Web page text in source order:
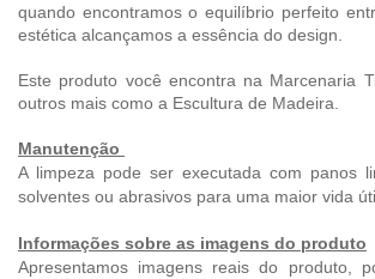
quando encontramos o equilíbrio perfeito
estética alcançamos a essência do design.
Este produto você encontra na Marcenaria
outros mais como a Escultura de Madeira.
Manutenção
A limpeza pode ser executada com panos
solventes ou abrasivos para uma maior vida
Informações sobre as imagens do produto
Apresentamos imagens reais do produto,